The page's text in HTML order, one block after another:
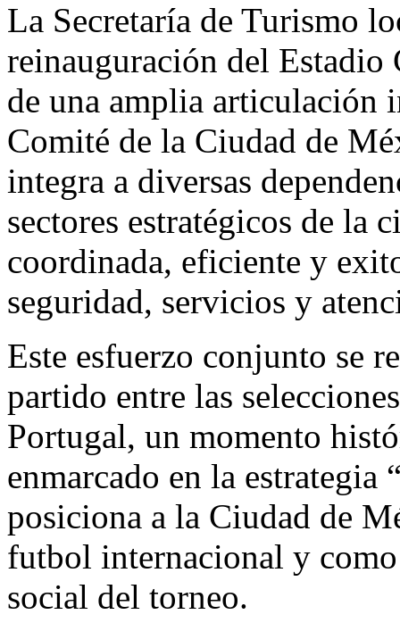
La Secretaría de Turismo
reinauguración del
de una amplia articulación
Comité de la Ciudad de
integra a diversas
sectores estratégicos de la
coordinada, eficiente y
seguridad, servicios y
Este esfuerzo conjunto se
partido entre las
Portugal, un momento
enmarcado en la estrategia
posiciona a la Ciudad de
futbol internacional y
social del torneo.